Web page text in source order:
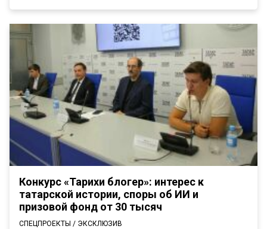
Конкурс «Тарихи блогер»: интерес к
татарской истории, споры об ИИ и
призовой фонд от 30 тысяч
СПЕЦПРОЕКТЫ / ЭКСКЛЮЗИВ